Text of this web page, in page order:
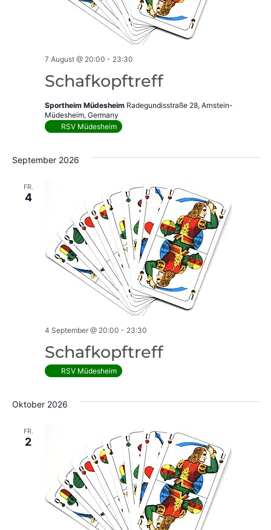
Schafkopftreff
7 August @ 20:00 - 23:30
Sportheim Müdesheim Radegundisstraße 28, Arnstein-
Müdesheim, Germany
RSV Müdesheim
September 2026
FR.
4
Schafkopftreff
4 September @ 20:00 - 23:30
RSV Müdesheim
Oktober 2026
FR.
2